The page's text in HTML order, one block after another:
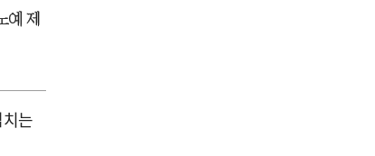
예 제
는